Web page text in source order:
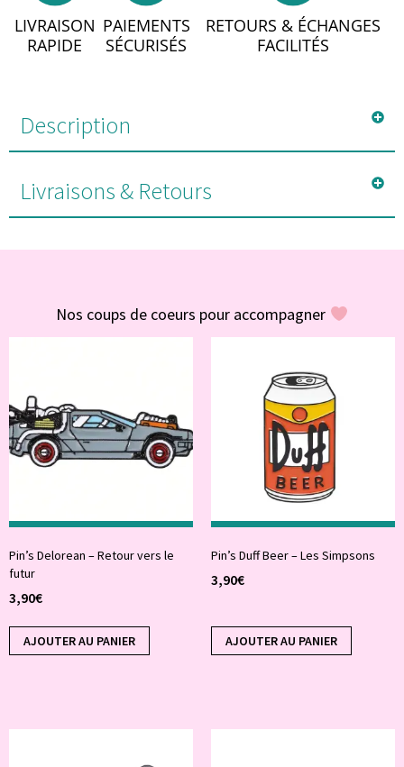
LIVRAISON
RAPIDE
PAIEMENTS
SÉCURISÉS
RETOURS & ÉCHANGES
FACILITÉS
Description
Livraisons & Retours
Nos coups de coeurs pour accompagner
Pin’s Delorean – Retour vers le
futur
3,90€
AJOUTER AU PANIER
Pin’s Duff Beer – Les Simpsons
3,90€
AJOUTER AU PANIER